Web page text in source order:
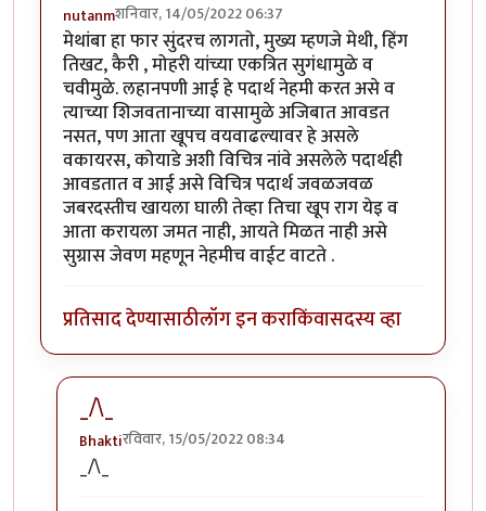
nutanmशनिवार, 14/05/2022 06:37
मेथांबा हा फार सुंदरच लागतो, मुख्य म्हणजे मेथी, हिंग
तिखट, कैरी , मोहरी यांच्या एकत्रित सुगंधामुळे व
चवीमुळे. लहानपणी आई हे पदार्थ नेहमी करत असे व
त्याच्या शिजवतानाच्या वासामुळे अजिबात आवडत
नसत, पण आता खूपच वयवाढल्यावर हे असले
वकायरस, कोयाडे अशी विचित्र नांवे असलेले पदार्थही
आवडतात व आई असे विचित्र पदार्थ जवळजवळ
जबरदस्तीच खायला घाली तेव्हा तिचा खूप राग येइ व
आता करायला जमत नाही, आयते मिळत नाही असे
सुग्रास जेवण महणून नेहमीच वाईट वाटते .
प्रतिसाद देण्यासाठीलॉग इन कराकिंवासदस्य व्हा
_/\_
Bhaktiरविवार, 15/05/2022 08:34
In reply to
_/\_